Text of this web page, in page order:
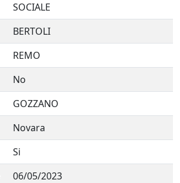
SOCIALE
BERTOLI
REMO
No
GOZZANO
Novara
Si
06/05/2023